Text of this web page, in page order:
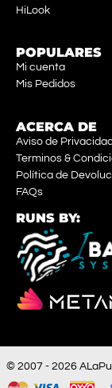
HiLook
POPULARES
Mi cuenta
Mis Pedidos
ACERCA DE
Aviso de Privacidad
Terminos &
Política de
FAQs
RUNS BY:
© 2007 - 2026